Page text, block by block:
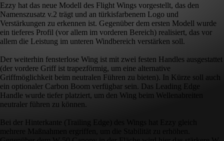
Ezzy hat das neue Modell des Flight Wings vorgestellt, das den
Namenszusatz v.2 trägt und an türkisfarbenem Logo und
Verstärkungen zu erkennen ist. Gegenüber dem ersten Modell wurde
ein tieferes Profil (vor allem im vorderen Bereich) realisiert, das vor
allem die Leistung im unteren Windbereich verstärken soll.
Der weiterhin fensterlose Wing ist mit zwei festen Handles ausgestattet
(der vordere Griff ist trapezförmig, um eine alternative
Griffmöglichkeit beim neutralen Führen zu bieten). In Kürze soll auch
ein optionaler Carbon Boom verfügbar sein. Das Leading Edge
Handle wurde tiefer platziert, um den Wing beim Wellenabreiten
neutraler führen zu können.
Bei der Hinterkante (Trailing Edge) des Wings hat Ezzy gleich
mehrere Maßnahmen ergriffen, um die Stabilität zu erhöhen.